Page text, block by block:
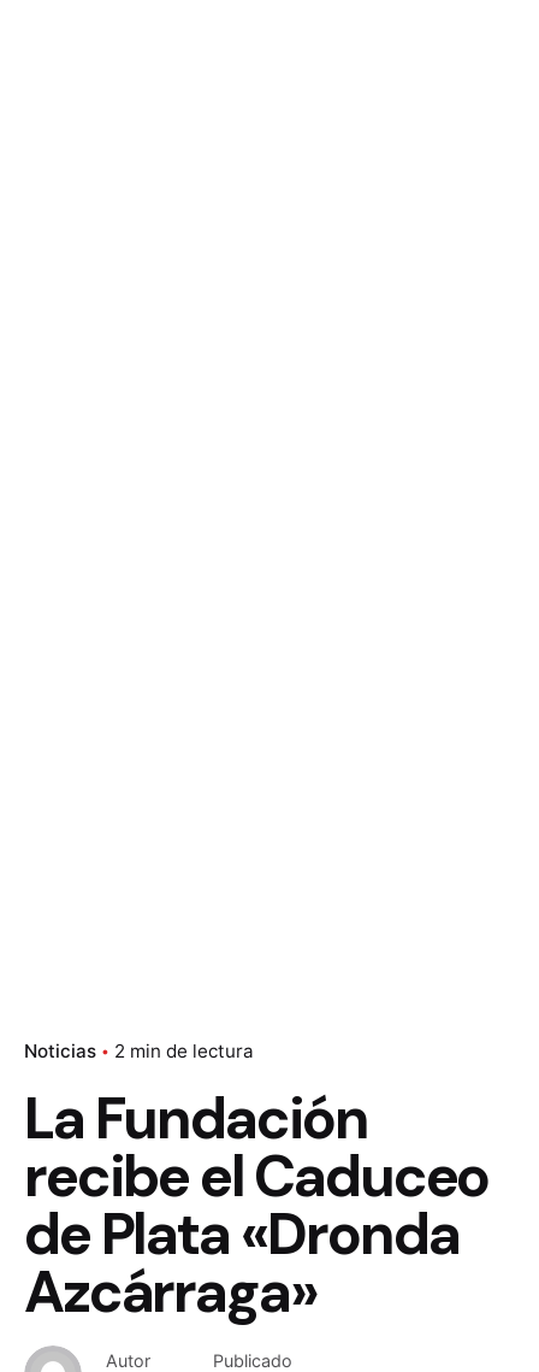
Noticias 2 min de lectura
La Fundación
recibe el Caduceo
de Plata «Dronda
Azcárraga»
Autor Publicado